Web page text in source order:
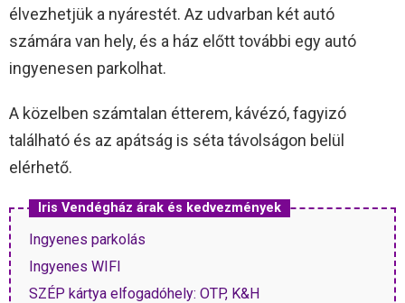
élvezhetjük a nyárestét. Az udvarban két autó
számára van hely, és a ház előtt további egy autó
ingyenesen parkolhat.
A közelben számtalan étterem, kávézó, fagyizó
található és az apátság is séta távolságon belül
elérhető.
Iris Vendégház árak és kedvezmények
Ingyenes parkolás
Ingyenes WIFI
SZÉP kártya elfogadóhely: OTP, K&H